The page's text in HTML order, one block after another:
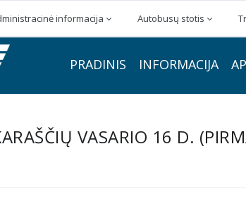
informacija Autobusų stotis
PRADINIS INFORMACIJA
VASARIO 16 D.